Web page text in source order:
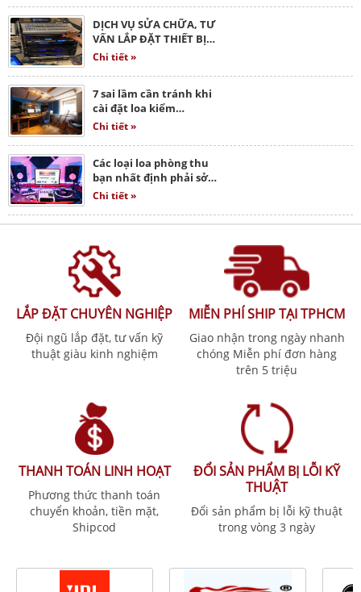
DỊCH VỤ SỬA CHỮA, TƯ
VẤN LẮP ĐẶT THIẾT BỊ…
Chi tiết »
7 sai lầm cần tránh khi
cài đặt loa kiểm…
Chi tiết »
Các loại loa phòng thu
bạn nhất định phải sở…
Chi tiết »
LẮP ĐẶT CHUYÊN NGHIỆP
Đội ngũ lắp đặt, tư vấn kỹ
thuật giàu kinh nghiệm
MIỄN PHÍ SHIP TẠI TPHCM
Giao nhận trong ngày nhanh
chóng Miễn phí đơn hàng
trên 5 triệu
THANH TOÁN LINH HOẠT
Phương thức thanh toán
chuyển khoản, tiền mặt,
Shipcod
ĐỔI SẢN PHẨM BỊ LỖI KỸ
THUẬT
Đổi sản phẩm bị lỗi kỹ thuật
trong vòng 3 ngày